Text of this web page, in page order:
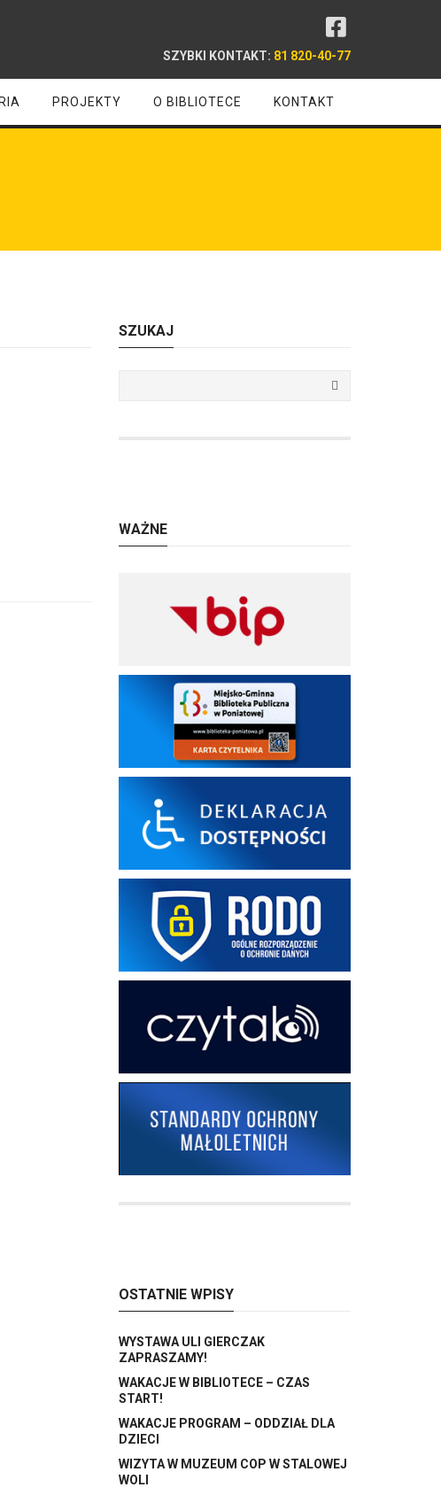
SZYBKI KONTAKT: 81 820-40-77
PROJEKTY O BIBLIOTECE KONTAKT
SZUKAJ
WAŻNE
OSTATNIE WPISY
WYSTAWA ULI GIERCZAK
ZAPRASZAMY!
WAKACJE W BIBLIOTECE – CZAS
START!
WAKACJE PROGRAM – ODDZIAŁ DLA
DZIECI
WIZYTA W MUZEUM COP W STALOWEJ
WOLI